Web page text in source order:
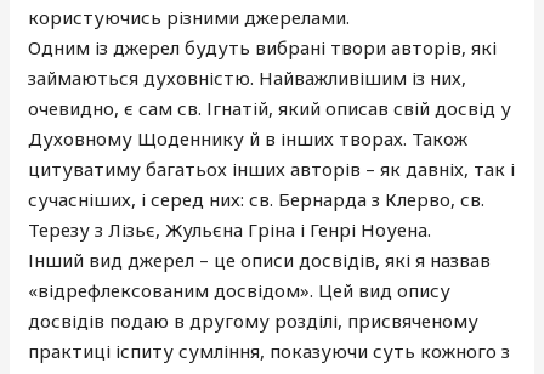
користуючись різними джерелами.
Одним із джерел будуть вибрані твори авторів, які
займаються духовністю. Найважливішим із них,
очевидно, є сам св. Ігнатій, який описав свій досвід у
Духовному Щоденнику й в інших творах. Також
цитуватиму багатьох інших авторів – як давніх, так і
сучасніших, і серед них: св. Бернарда з Клерво, св.
Терезу з Лізьє, Жульєна Гріна і Генрі Ноуена.
Інший вид джерел – це описи досвідів, які я назвав
«відрефлексованим досвідом». Цей вид опису
досвідів подаю в другому розділі, присвяченому
практиці іспиту сумління, показуючи суть кожного з